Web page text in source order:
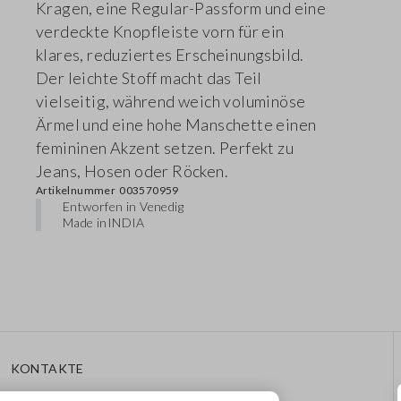
Kragen, eine Regular-Passform und eine
verdeckte Knopfleiste vorn für ein
klares, reduziertes Erscheinungsbild.
Der leichte Stoff macht das Teil
vielseitig, während weich voluminöse
Ärmel und eine hohe Manschette einen
femininen Akzent setzen. Perfekt zu
Jeans, Hosen oder Röcken.
Artikelnummer 003570959
Entworfen in Venedig
Made in INDIA
KONTAKTE
Rufen Sie Uns An: 041